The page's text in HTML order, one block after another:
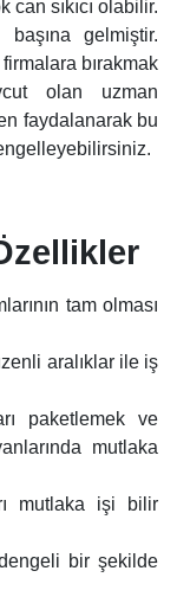
sıkıcı olabilir.
gelmiştir.
bırakmak
olan uzman
faydalanarak bu
tam olması
aralıklar ile iş
paketlemek ve
mutlaka
mutlaka işi bilir
bir şekilde